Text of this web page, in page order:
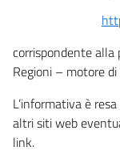
corrispondente
Regioni – motore
L’informativa è
altri siti web
link.